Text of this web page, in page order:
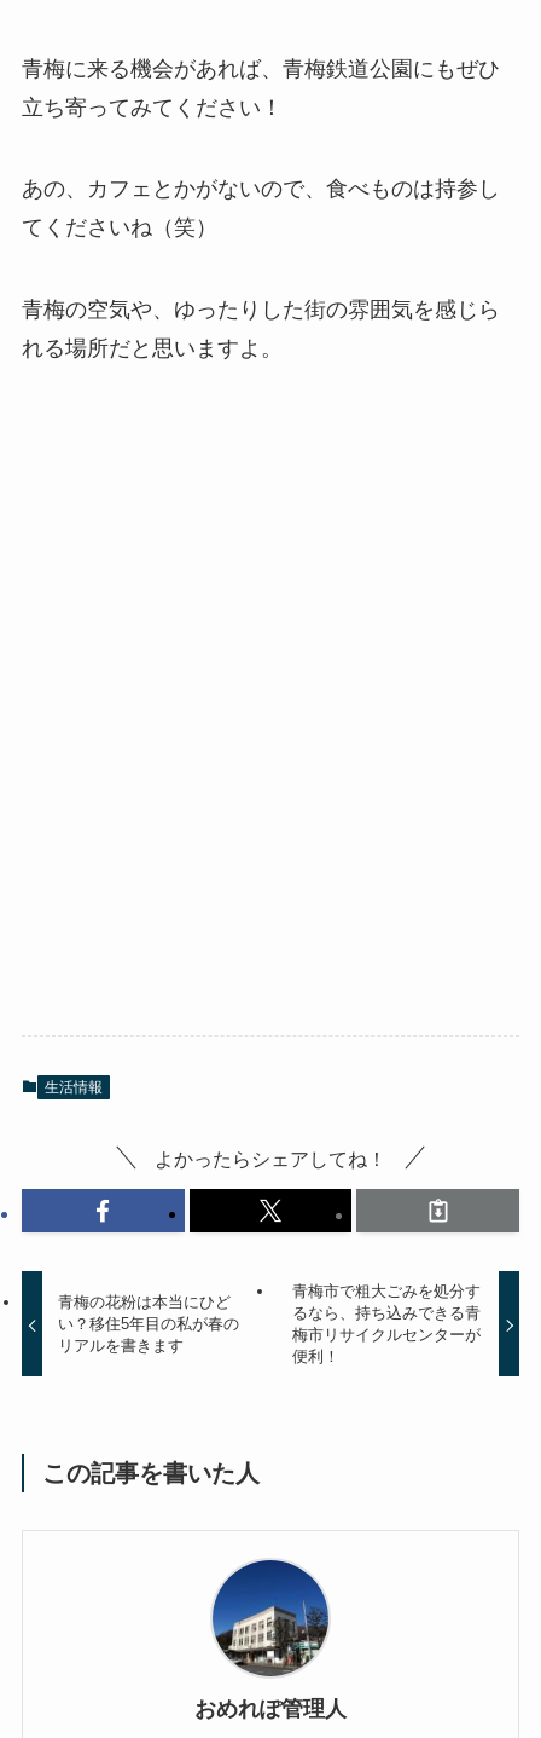
青梅に来る機会があれば、青梅鉄道公園にもぜひ
立ち寄ってみてください！
あの、カフェとかがないので、食べものは持参し
てくださいね（笑）
青梅の空気や、ゆったりした街の雰囲気を感じら
れる場所だと思いますよ。
生活情報
よかったらシェアしてね！
青梅の花粉は本当にひど
い？移住5年目の私が春の
リアルを書きます
青梅市で粗大ごみを処分す
るなら、持ち込みできる青
梅市リサイクルセンターが
便利！
この記事を書いた人
おめれぽ管理人